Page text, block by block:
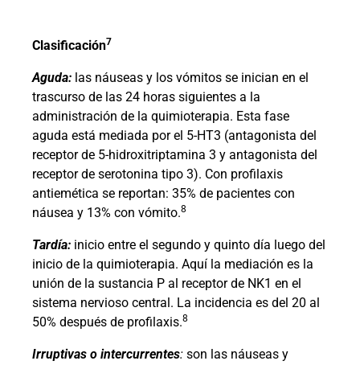
Clasificación7
Aguda: las náuseas y los vómitos se inician en el
trascurso de las 24 horas siguientes a la
administración de la quimioterapia. Esta fase
aguda está mediada por el 5-HT3 (antagonista del
receptor de 5-hidroxitriptamina 3 y antagonista del
receptor de serotonina tipo 3). Con profilaxis
antiemética se reportan: 35% de pacientes con
náusea y 13% con vómito.8
Tardía: inicio entre el segundo y quinto día luego del
inicio de la quimioterapia. Aquí la mediación es la
unión de la sustancia P al receptor de NK1 en el
sistema nervioso central. La incidencia es del 20 al
50% después de profilaxis.8
Irruptivas o intercurrentes: son las náuseas y